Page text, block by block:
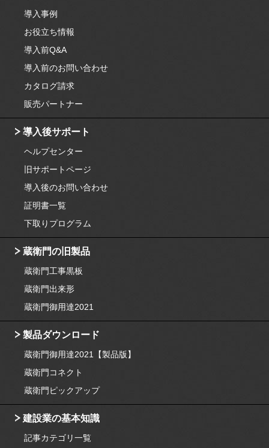
導入事例
お役立ち情報
導入前Q&A
導入前のお問い合わせ
カタログ請求
販売パートナー
導入後サポート
ヘルプセンター
旧サポートページ
導入後のお問い合わせ
証明書一覧
下取りプログラム
蔵衛門の旧製品
蔵衛門工事黒板
蔵衛門出来形
蔵衛門御用達2021
製品ダウンロード
蔵衛門御用達2021【製品版】
蔵衛門コネクト
蔵衛門ピックアップ
建設業の基本知識
記事カテゴリ一覧